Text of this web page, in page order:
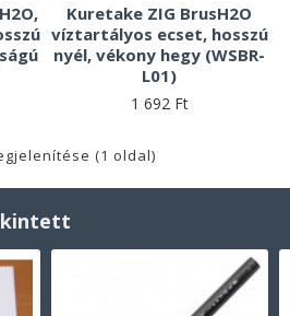
Kuretake ZIG BrusH2O
víztartályos ecset, hosszú
nyél, vékony hegy (WSBR-
L01)
1 692 Ft
(1 oldal)